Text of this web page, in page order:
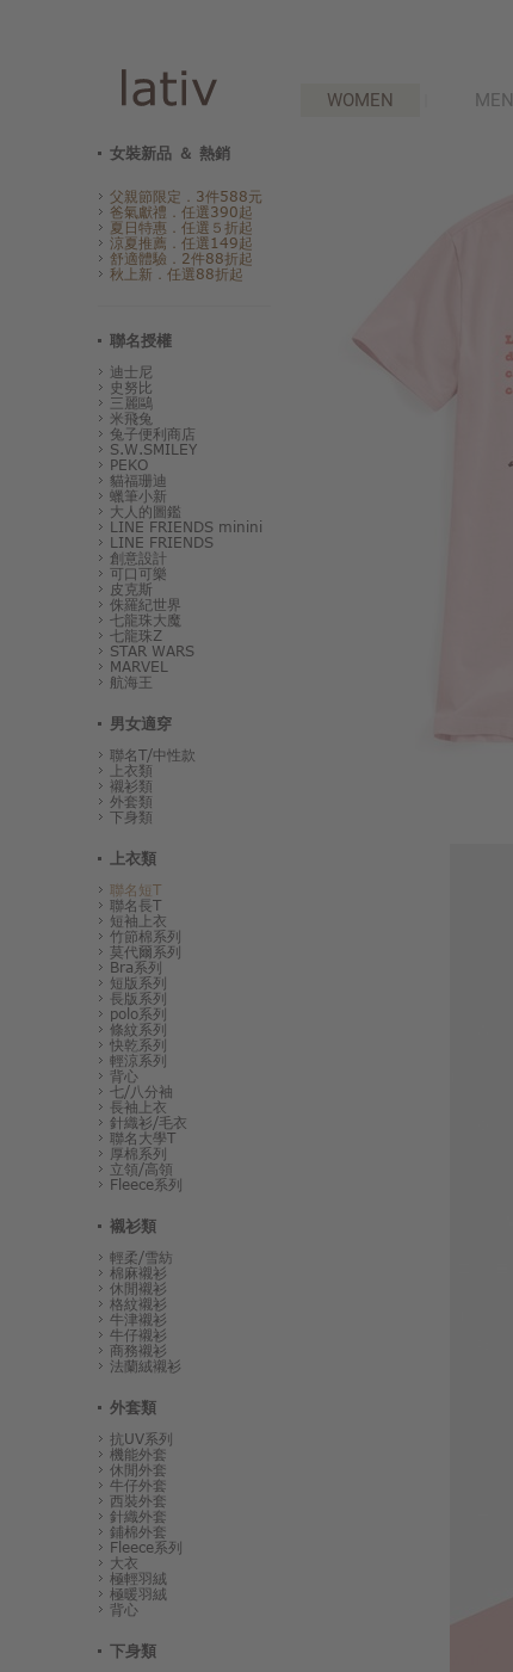
WOMEN MEN
女裝新品 ＆ 熱銷
父親節限定．3件588元
爸氣獻禮．任選390起
夏日特惠．任選５折起
涼夏推薦．任選149起
舒適體驗．2件88折起
秋上新．任選88折起
聯名授權
迪士尼
史努比
三麗鷗
米飛兔
兔子便利商店
S.W.SMILEY
PEKO
貓福珊迪
蠟筆小新
大人的圖鑑
LINE FRIENDS minini
LINE FRIENDS
創意設計
可口可樂
皮克斯
侏羅紀世界
七龍珠大魔
七龍珠Z
STAR WARS
MARVEL
航海王
男女適穿
聯名T/中性款
上衣類
襯衫類
外套類
下身類
上衣類
聯名短T
聯名長T
短袖上衣
竹節棉系列
莫代爾系列
Bra系列
短版系列
長版系列
polo系列
條紋系列
快乾系列
輕涼系列
背心
七/八分袖
長袖上衣
針織衫/毛衣
聯名大學T
厚棉系列
立領/高領
Fleece系列
襯衫類
輕柔/雪紡
棉麻襯衫
休閒襯衫
格紋襯衫
牛津襯衫
牛仔襯衫
商務襯衫
法蘭絨襯衫
外套類
抗UV系列
機能外套
休閒外套
牛仔外套
西裝外套
針織外套
鋪棉外套
Fleece系列
大衣
極輕羽絨
極暖羽絨
背心
下身類